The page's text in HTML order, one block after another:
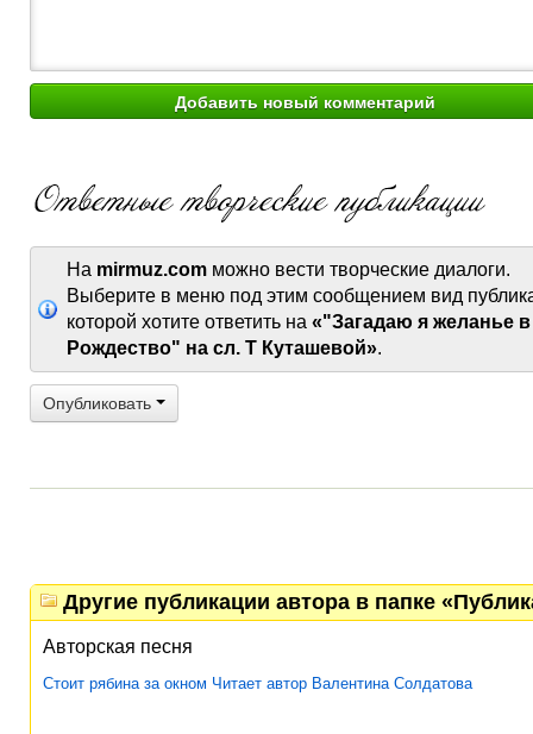
На mirmuz.com можно вести творческие диалоги.
Выберите в меню под этим сообщением вид
которой хотите ответить на «"Загадаю я желанье в
Рождество" на сл. Т Куташевой».
Опубликовать
Другие публикации автора в папке
Авторская песня
Стоит рябина за окном Читает автор Валентина Солдатова